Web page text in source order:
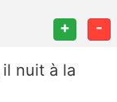
+ -
il nuit à la